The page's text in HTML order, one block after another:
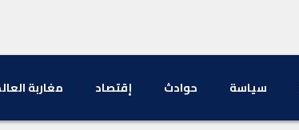
سياسة حوادث إقتصاد مغاربة